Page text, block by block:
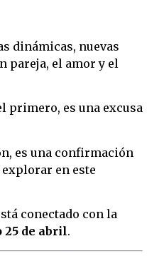
dinámicas, nuevas
pareja, el amor y el
primero, es una excusa
es una confirmación
explorar en este
conectado con la
25 de abril.